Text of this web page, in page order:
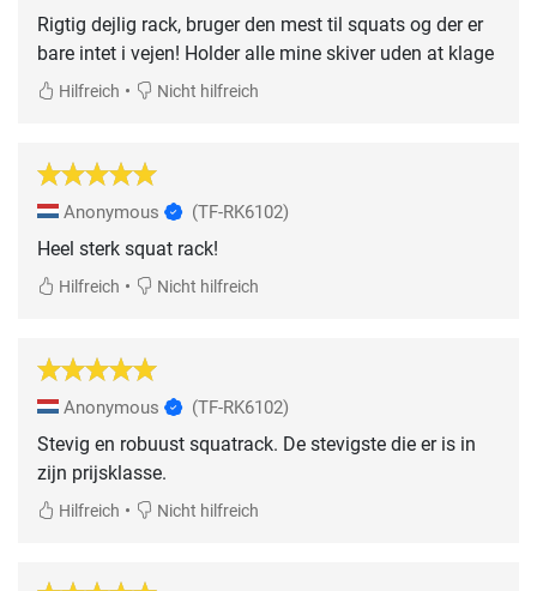
Rigtig dejlig rack, bruger den mest til squats og der er
bare intet i vejen! Holder alle mine skiver uden at klage
Hilfreich • Nicht hilfreich
Anonymous (TF-RK6102)
Heel sterk squat rack!
Hilfreich • Nicht hilfreich
Anonymous (TF-RK6102)
Stevig en robuust squatrack. De stevigste die er is in
zijn prijsklasse.
Hilfreich • Nicht hilfreich